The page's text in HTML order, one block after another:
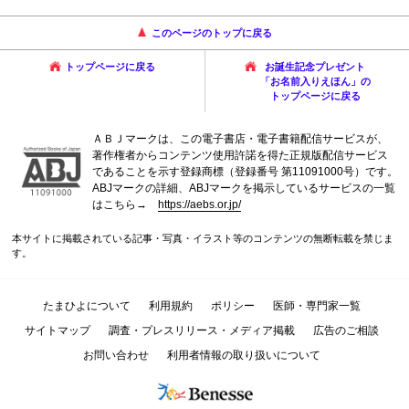
このページのトップに戻る
トップページに戻る
お誕生記念プレゼント
「お名前入りえほん」の
トップページに戻る
ＡＢＪマークは、この電子書店・電子書籍配信サービスが、
著作権者からコンテンツ使用許諾を得た正規版配信サービス
であることを示す登録商標（登録番号 第11091000号）です。
ABJマークの詳細、ABJマークを掲示しているサービスの一覧
はこちら→ https://aebs.or.jp/
本サイトに掲載されている記事・写真・イラスト等のコンテンツの無断転載を禁じま
す。
たまひよについて 利用規約 ポリシー
医師・専門家一覧
サイトマップ
調査・プレスリリース・メディア掲載
広告のご相談
お問い合わせ
利用者情報の取り扱いについて